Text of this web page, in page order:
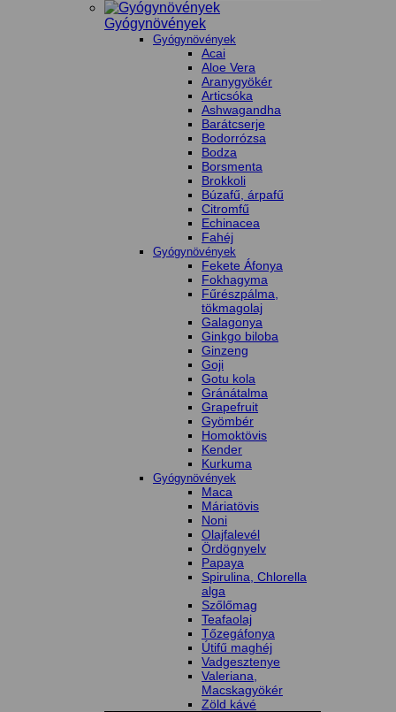
Gyógynövények
Gyógynövények
Acai
Aloe Vera
Aranygyökér
Articsóka
Ashwagandha
Barátcserje
Bodorrózsa
Bodza
Borsmenta
Brokkoli
Búzafű, árpafű
Citromfű
Echinacea
Fahéj
Gyógynövények
Fekete Áfonya
Fokhagyma
Fűrészpálma,
tökmagolaj
Galagonya
Ginkgo biloba
Ginzeng
Goji
Gotu kola
Gránátalma
Grapefruit
Gyömbér
Homoktövis
Kender
Kurkuma
Gyógynövények
Maca
Máriatövis
Noni
Olajfalevél
Ördögnyelv
Papaya
Spirulina, Chlorella
alga
Szőlőmag
Teafaolaj
Tőzegáfonya
Útifű maghéj
Vadgesztenye
Valeriana,
Macskagyökér
Zöld kávé